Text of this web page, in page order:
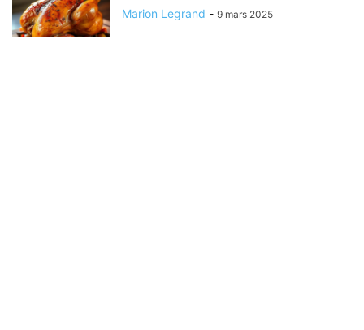
Marion Legrand - 9 mars 2025